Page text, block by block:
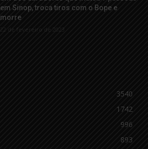
em Sinop, troca tiros com o Bope e
morre
22 de fevereiro de 2023
3540
1742
996
893